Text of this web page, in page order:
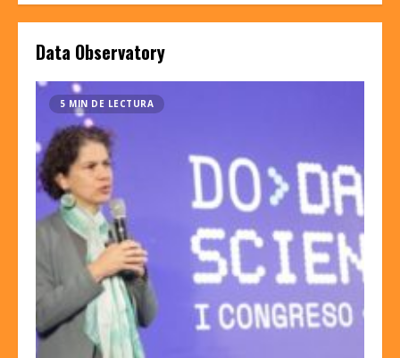
Data Observatory
5 MIN DE LECTURA